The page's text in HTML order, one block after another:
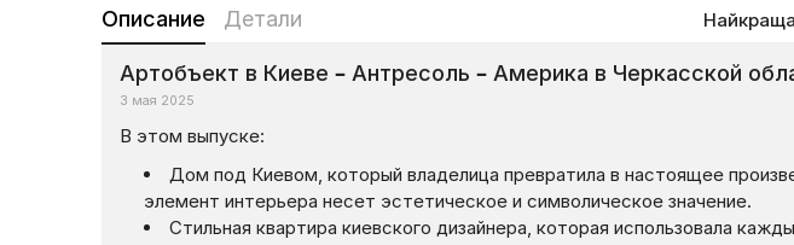
Описание Детали
Артобъект в Киеве – Антресоль – Америка в Черкасской
3 мая 2025
В этом выпуске:
Дом под Киевом, который владелица превратила в настоящее
элемент интерьера несет эстетическое и символическое значение.
Стильная квартира киевского дизайнера, которая использовала